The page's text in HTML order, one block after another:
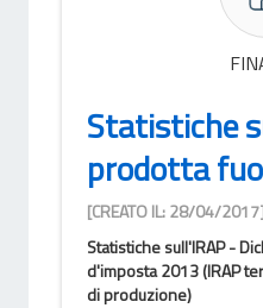
Statistiche
prodotta
[CREATO IL: 28/04/
Statistiche sull'IRAP -
d'imposta 2013 (IRAP
di produzione)